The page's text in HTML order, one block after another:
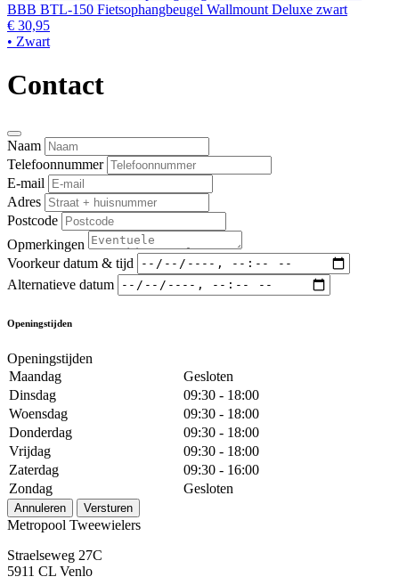
BBB BTL-150 Fietsophangbeugel Wallmount Deluxe zwart
€ 30,95
• Zwart
Contact
Naam
Telefoonnummer
E-mail
Adres
Postcode
Opmerkingen
Voorkeur datum & tijd
Alternatieve datum
Openingstijden
Openingstijden
Maandag
Gesloten
Dinsdag
09:30 - 18:00
Woensdag
09:30 - 18:00
Donderdag
09:30 - 18:00
Vrijdag
09:30 - 18:00
Zaterdag
09:30 - 16:00
Zondag
Gesloten
Annuleren Versturen
Metropool Tweewielers
Straelseweg 27C
5911 CL Venlo